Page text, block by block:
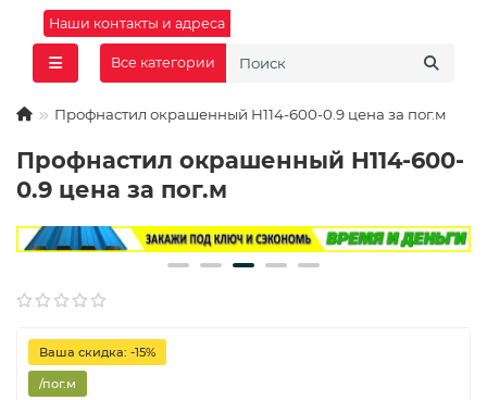
Наши контакты и адреса
Все категории
Профнастил окрашенный H114-600-0.9 цена за пог.м
Профнастил окрашенный H114-600-
0.9 цена за пог.м
Ваша скидка: -15%
/пог.м